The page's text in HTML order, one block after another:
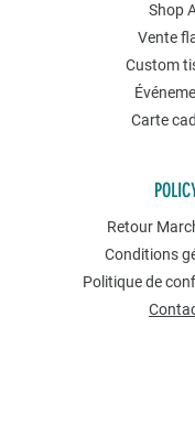
Shop
Vente
Custom
Carte
Retour
Conditions
Politique de